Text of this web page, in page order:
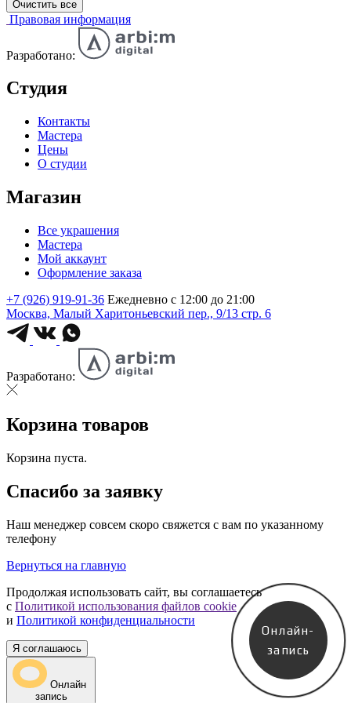
Очистить все
Правовая информация
Разработано:
Студия
Контакты
Мастера
Цены
О студии
Магазин
Все украшения
Мастера
Мой аккаунт
Оформление заказа
+7 (926) 919-91-36 Ежедневно с 12:00 до 21:00
Москва, Малый Харитоньевский пер., 9/13 стр. 6
Разработано:
Корзина товаров
Корзина пуста.
Спасибо за заявку
Наш менеджер совсем скоро свяжется с вам по указанному
телефону
Вернуться на главную
Продолжая использовать сайт, вы соглашаетесь
с Политикой использования файлов cookie
и Политикой конфиденциальности
Я соглашаюсь
Онлайн
запись
Онлайн-
запись